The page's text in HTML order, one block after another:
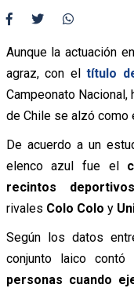
Aunque la actuación
agraz, con eltítulo
Campeonato
de Chile se alzó como
De acuerdo a un
elenco azul fue el
recintos deportivos
rivales Colo Colo y
Según los datos
conjunto laico
personas cuando